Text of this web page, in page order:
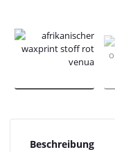
Beschreibung